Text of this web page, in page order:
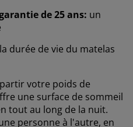
de 25 ans: un
durée de vie du matelas
votre poids de
une surface de sommeil
tout au long de la nuit.
personne à l'autre, en
votre expérience
et des
une bonne
site web. Les
vous concernant
du site, de
proposer des
vous acceptez les